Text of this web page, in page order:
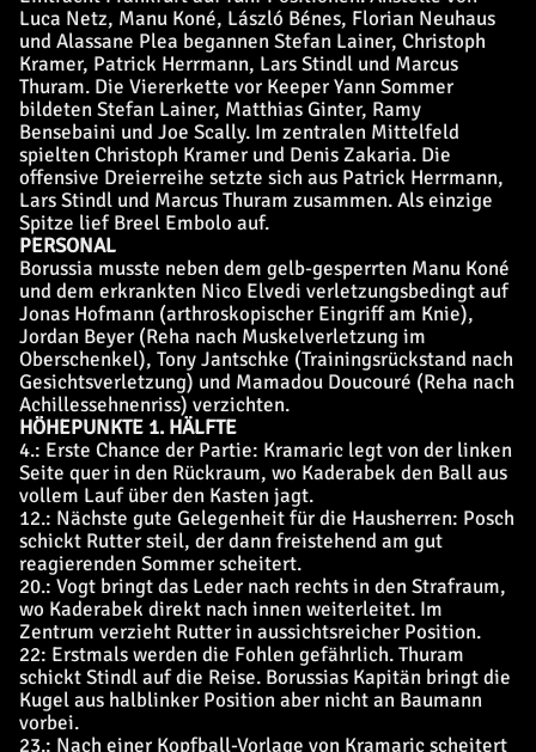
Luca Netz, Manu Koné, László Bénes, Florian Neuhaus
und Alassane Plea begannen Stefan Lainer, Christoph
Kramer, Patrick Herrmann, Lars Stindl und Marcus
Thuram. Die Viererkette vor Keeper Yann Sommer
bildeten Stefan Lainer, Matthias Ginter, Ramy
Bensebaini und Joe Scally. Im zentralen Mittelfeld
spielten Christoph Kramer und Denis Zakaria. Die
offensive Dreierreihe setzte sich aus Patrick Herrmann,
Lars Stindl und Marcus Thuram zusammen. Als einzige
Spitze lief Breel Embolo auf.
PERSONAL
Borussia musste neben dem gelb-gesperrten Manu Koné
und dem erkrankten Nico Elvedi verletzungsbedingt auf
Jonas Hofmann (arthroskopischer Eingriff am Knie),
Jordan Beyer (Reha nach Muskelverletzung im
Oberschenkel), Tony Jantschke (Trainingsrückstand nach
Gesichtsverletzung) und Mamadou Doucouré (Reha nach
Achillessehnenriss) verzichten.
HÖHEPUNKTE 1. HÄLFTE
4.: Erste Chance der Partie: Kramaric legt von der linken
Seite quer in den Rückraum, wo Kaderabek den Ball aus
vollem Lauf über den Kasten jagt.
12.: Nächste gute Gelegenheit für die Hausherren: Posch
schickt Rutter steil, der dann freistehend am gut
reagierenden Sommer scheitert.
20.: Vogt bringt das Leder nach rechts in den Strafraum,
wo Kaderabek direkt nach innen weiterleitet. Im
Zentrum verzieht Rutter in aussichtsreicher Position.
22: Erstmals werden die Fohlen gefährlich. Thuram
schickt Stindl auf die Reise. Borussias Kapitän bringt die
Kugel aus halblinker Position aber nicht an Baumann
vorbei.
23.: Nach einer Kopfball-Vorlage von Kramaric scheitert